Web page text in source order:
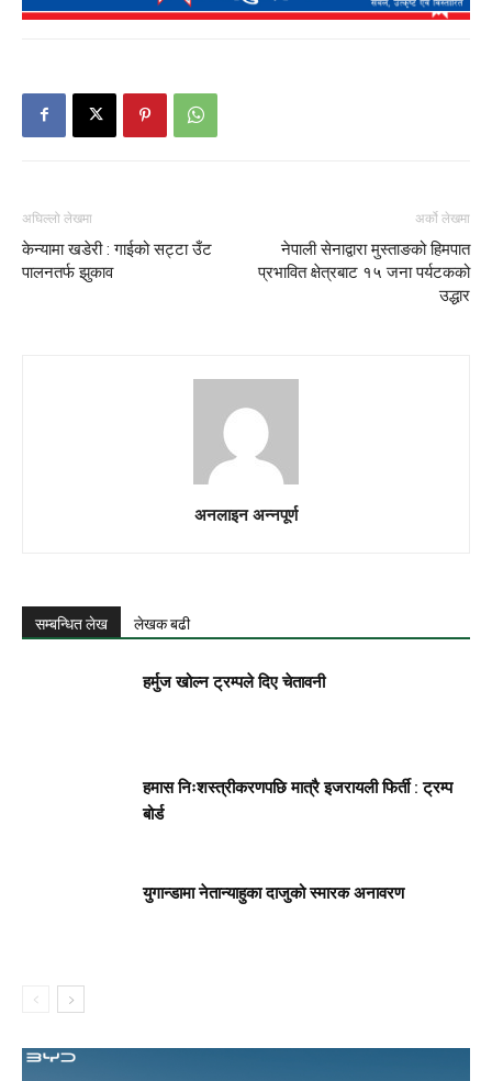
अघिल्लो लेखमा
केन्यामा खडेरी : गाईको सट्टा उँट
पालनतर्फ झुकाव
अर्को लेखमा
नेपाली सेनाद्वारा मुस्ताङको हिमपात
प्रभावित क्षेत्रबाट १५ जना पर्यटकको
उद्धार
अनलाइन अन्नपूर्ण
सम्बन्धित लेख लेखक बढी
हर्मुज खोल्न ट्रम्पले दिए चेतावनी
हमास निःशस्त्रीकरणपछि मात्रै इजरायली फिर्ती : ट्रम्प
बोर्ड
युगान्डामा नेतान्याहुका दाजुको स्मारक अनावरण